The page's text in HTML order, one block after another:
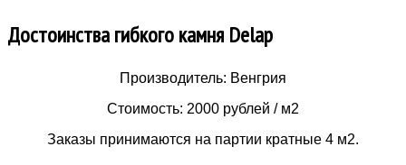
Достоинства гибкого камня Delap
Производитель: Венгрия
Стоимость: 2000 рублей / м2
Заказы принимаются на партии кратные 4 м2.